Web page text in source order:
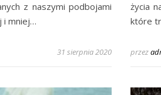
z naszymi podbojami
i mniej…
31 sierpnia 2020
życia
które
przez